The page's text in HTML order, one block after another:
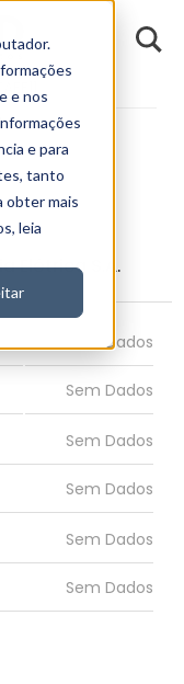
e nos
e para
tanto
obter mais
leia
Elétrica S.A.